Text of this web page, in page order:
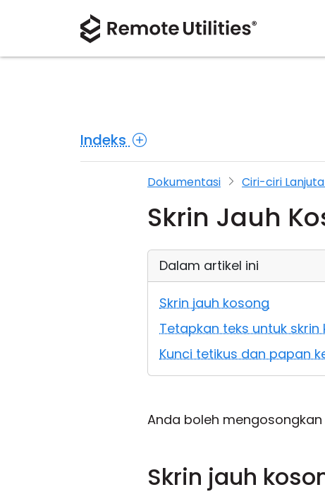
Indeks
Dokumentasi Ciri-ciri
Skrin Jauh
Dalam artikel ini
Skrin jauh kosong
Tetapkan teks untuk skrin
Kunci tetikus dan papan
Anda boleh mengosongkan
Skrin jauh